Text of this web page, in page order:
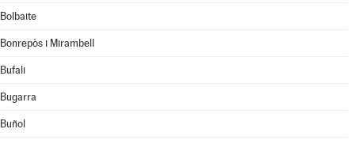
Bolbaite
Bonrepòs i Mirambell
Bufali
Bugarra
Buñol